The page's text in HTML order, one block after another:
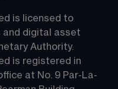
is licensed to
and digital asset
Authority.
is registered in
at No. 9 Par-La-